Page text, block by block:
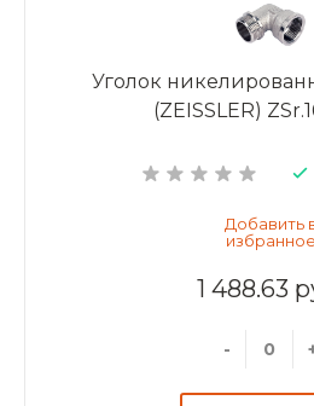
Уголок
(ZEISSLER)
1 488.63
-